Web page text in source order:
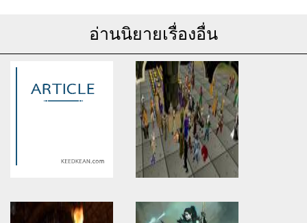
อ่านนิยายเรื่องอื่น
Warning: Use of undefined
constant article_topic -
Warning: Use of undefined
constant article_topic -